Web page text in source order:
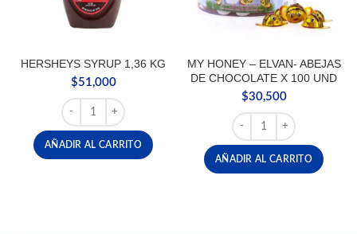
HERSHEYS SYRUP 1,36 KG
$51,000
HERSHEYS SYRUP 1,36 KG cantidad
AÑADIR AL CARRITO
MY HONEY – ELVAN- ABEJAS
DE CHOCOLATE X 100 UND
$30,500
MY HONEY - ELVAN-
AÑADIR AL CARRITO